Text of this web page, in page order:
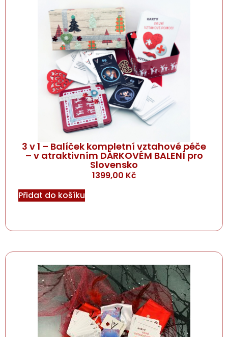
3 v 1 – Balíček kompletní vztahové péče
– v atraktivním DÁRKOVÉM BALENÍ pro
Slovensko
1399,00 Kč
Přidat do košíku